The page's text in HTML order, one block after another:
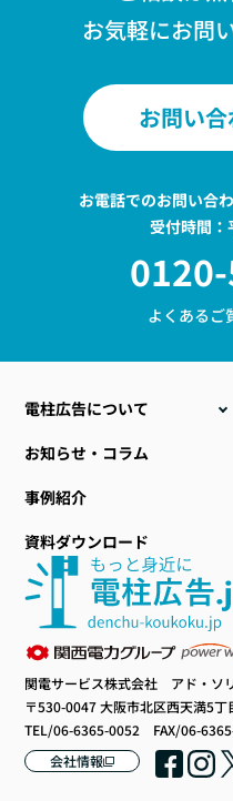
お気軽にお問
お問い
お電話でのお問い合
受付時間
よくあるご
関電サービス株式会社 アド・ソ
〒530-0047 大阪市北区西天満5
TEL/06-6365-0052 FAX/06-
会社情報
電柱広告について
こんな時こそ電柱広告
電柱広告のデザイン
提出までの流れ
おすすめ空き電柱情報
電柱広告とりかえ君
公共表示付き電柱広告
コラボ電柱広告
お知らせ・コラム
事例紹介
資料ダウンロード